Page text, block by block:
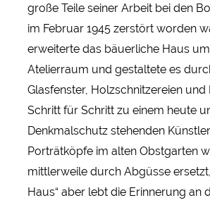
große Teile seiner Arbeit bei den
im Februar 1945 zerstört worden
erweiterte das bäuerliche Haus
Atelierraum und gestaltete es
Glasfenster, Holzschnitzereien und
Schritt für Schritt zu einem heute
Denkmalschutz stehenden
Porträtköpfe im alten Obstgarten
mittlerweile durch Abgüsse
Haus“ aber lebt die Erinnerung an